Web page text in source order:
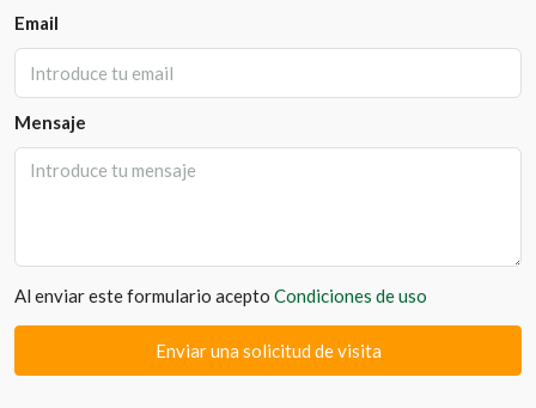
Email
Mensaje
Al enviar este formulario acepto Condiciones de uso
Enviar una solicitud de visita